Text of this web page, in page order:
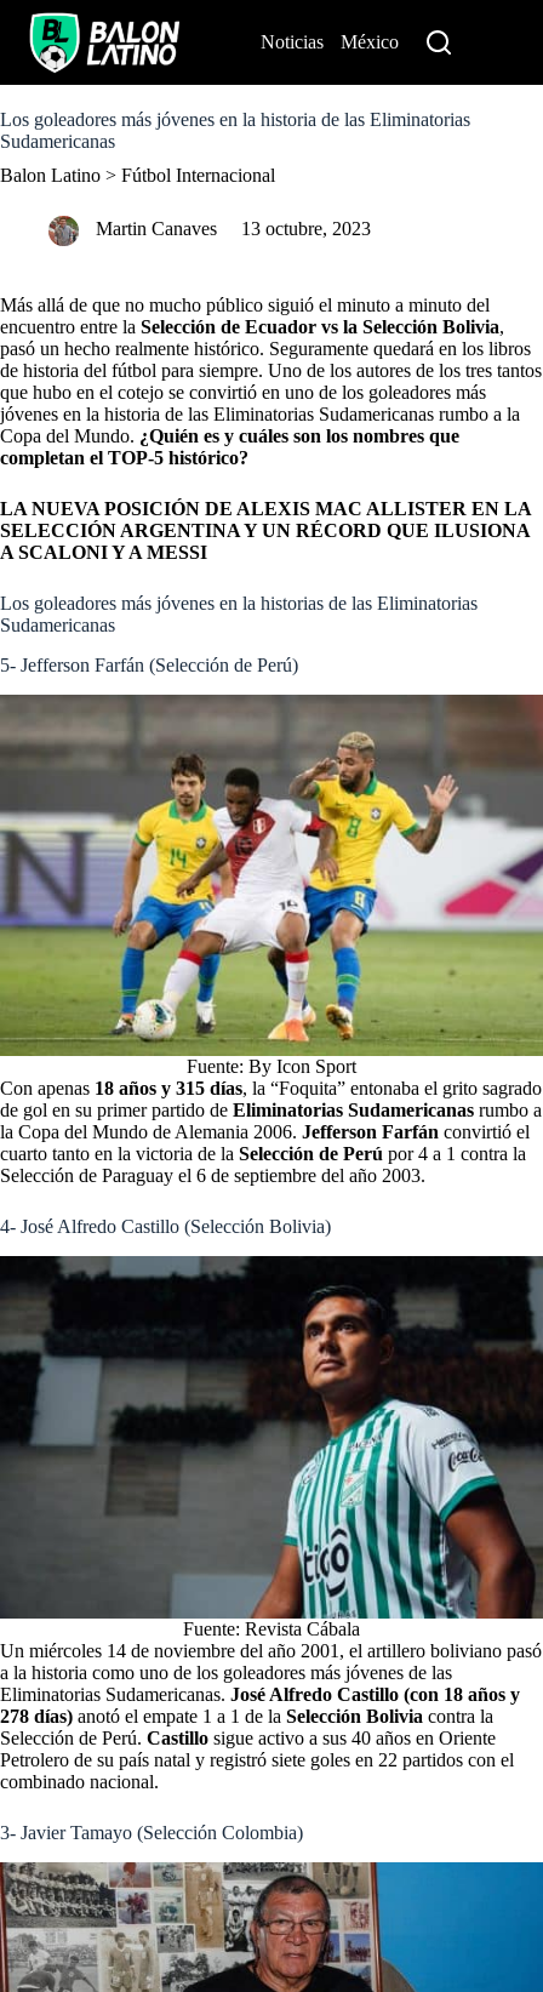
o
c
n
Noticias México
Los goleadores más jóvenes en la historia de las Eliminatorias
Sudamericanas
Balon Latino > Fútbol Internacional
Martin Canaves 13 octubre, 2023
Más allá de que no mucho público siguió el minuto a minuto del
encuentro entre la Selección de Ecuador vs la Selección Bolivia,
pasó un hecho realmente histórico. Seguramente quedará en los libros
de historia del fútbol para siempre. Uno de los autores de los tres tantos
que hubo en el cotejo se convirtió en uno de los goleadores más
jóvenes en la historia de las Eliminatorias Sudamericanas rumbo a la
Copa del Mundo. ¿Quién es y cuáles son los nombres que
completan el TOP-5 histórico?
LA NUEVA POSICIÓN DE ALEXIS MAC ALLISTER EN LA
SELECCIÓN ARGENTINA Y UN RÉCORD QUE ILUSIONA
A SCALONI Y A MESSI
Los goleadores más jóvenes en la historias de las Eliminatorias
Sudamericanas
5- Jefferson Farfán (Selección de Perú)
Fuente: By Icon Sport
Con apenas 18 años y 315 días, la “Foquita” entonaba el grito sagrado
de gol en su primer partido de Eliminatorias Sudamericanas rumbo a
la Copa del Mundo de Alemania 2006. Jefferson Farfán convirtió el
cuarto tanto en la victoria de la Selección de Perú por 4 a 1 contra la
Selección de Paraguay el 6 de septiembre del año 2003.
4- José Alfredo Castillo (Selección Bolivia)
Fuente: Revista Cábala
Un miércoles 14 de noviembre del año 2001, el artillero boliviano pasó
a la historia como uno de los goleadores más jóvenes de las
Eliminatorias Sudamericanas. José Alfredo Castillo (con 18 años y
278 días) anotó el empate 1 a 1 de la Selección Bolivia contra la
Selección de Perú. Castillo sigue activo a sus 40 años en Oriente
Petrolero de su país natal y registró siete goles en 22 partidos con el
combinado nacional.
3- Javier Tamayo (Selección Colombia)